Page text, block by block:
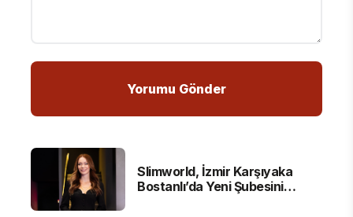
Slimworld, İzmir Karşıyaka
Bostanlı’da Yeni Şubesini